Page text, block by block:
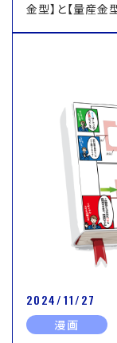
金型】と【量産金
2024/11/27
漫画